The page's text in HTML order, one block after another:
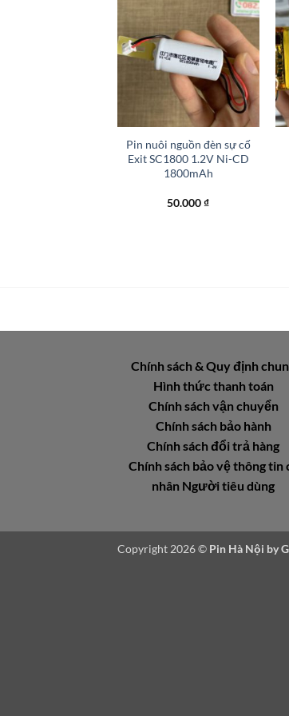
Pin nuôi nguồn đèn sự cố
Exit SC1800 1.2V Ni-CD
1800mAh
50.000₫
Chính sách & Quy định
Hình thức thanh toán
Chính sách vận chuyển
Chính sách bảo hành
Chính sách đổi trả hàng
Chính sách bảo vệ thông tin
nhân Người tiêu dùng
Copyright 2026 © Pin Hà Nội by